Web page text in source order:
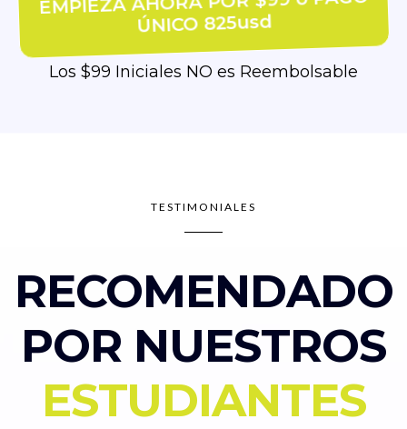
ÚNICO 825usd
Los $99 Iniciales NO es Reembolsable
TESTIMONIALES
RECOMENDADO
POR NUESTROS
ESTUDIANTES